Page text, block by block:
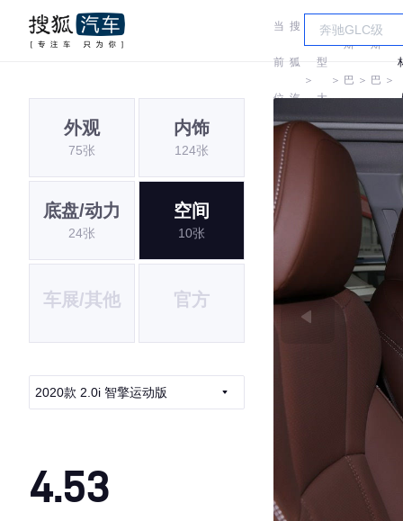
当
前
位
置:
搜
狐
汽
＞
车
型
大
全
＞
斯
巴 ＞
斯
巴 ＞
外观
75张
内饰
124张
底盘/动力
24张
空间
10张
车展/其他 官方
2020款 2.0i 智擎运动版
4.53